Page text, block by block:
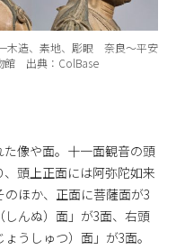
木造、素地、彫眼 奈良～平安
館 出典：ColBase
像や面。十一面観音の頭
頭上正面には阿弥陀如来
ほか、正面に菩薩面が3
んぬ）面」が3面、右頭
うしゅつ）面」が3面。